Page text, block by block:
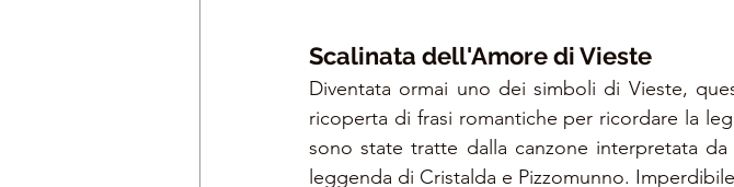
Scalinata dell'Amore di Vieste
Diventata ormai uno dei simboli di Vieste,
ricoperta di frasi romantiche per ricordare la
sono state tratte dalla canzone interpretata
leggenda di Cristalda e Pizzomunno.